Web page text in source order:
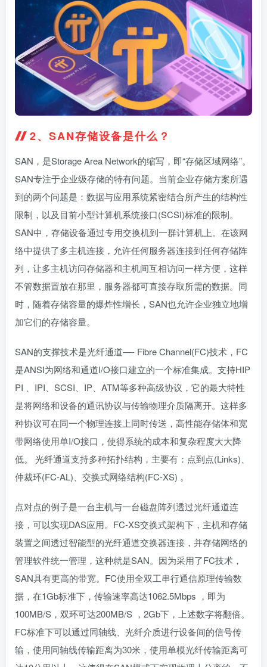
2、SAN存储设备是什么？
SAN，是Storage Area Network的缩写，即“存储区域网络”。
SAN专注于企业级存储的特有问题。当前企业存储方案所遇
到的两个问题是：数据与应用系统紧密结合所产生的结构性
限制，以及目前小型计算机系统接口(SCSI)标准的限制。
SAN中，存储设备通过专用交换机到一群计算机上。在该网
络中提供了多主机连接，允许任何服务器连接到任何存储阵
列，让多主机访问存储器和主机间互相访问一样方便，这样
不管数据置放在那里，服务器都可直接存取所需的数据。同
时，随着存储容量的爆炸性增长，SAN也允许企业独立地增
加它们的存储容量。
SAN的支撑技术是光纤通道—- Fibre Channel(FC)技术，FC
是ANSI为网络和通道I/O接口建立的一个标准集成。支持HIP
PI 、IPI、SCSI、IP、ATM等多种高级协议，它的最大特性
是将网络和设备的通讯协议与传输物理介质隔离开。这样多
种协议可在同一个物理连接上同时传送，高性能存储体和宽
带网络使用单I/O接口，使得系统的成本和复杂程度大大降
低。 光纤通道支持多种拓扑结构，主要有：点到点(Links)、
仲裁环(FC-AL)、交换式网络结构(FC-XS) 。
点对点的例子是一台主机与一台磁盘阵列透过光纤通道连
接，可以实现DAS应用。FC-XS交换式架构下，主机和存储
装置之间透过智能型的光纤通道交换器连接，并存储网络的
管理软件统一管理，这种就是SAN。因为采用了FC技术，
SAN具有更高的带宽。FC使用全双工串行通信原理传输数
据，在1Gb标准下，传输速率高达1062.5Mbps ，即为
100MB/S，双环可达200MB/S ，2Gb下，上述数字将翻倍。
FC标准下可以通过同轴线、光纤介质进行设备间的信号传
输，使用同轴线传输距离为30米，使用单模光纤传输距离可